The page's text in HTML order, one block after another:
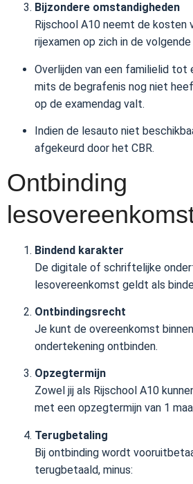
Bijzondere omstandigheden
Rijschool A10 neemt de kosten
rijexamen op zich in de
Overlijden van een familielid tot
mits de begrafenis nog niet
op de examendag valt.
Indien de lesauto niet
afgekeurd door het CBR.
Ontbinding
Bindend karakter
De digitale of schriftelijke
lesovereenkomst geldt als
Ontbindingsrecht
Je kunt de overeenkomst
ondertekening ontbinden.
Opzegtermijn
Zowel jij als Rijschool A10
met een opzegtermijn van 1
Terugbetaling
Bij ontbinding wordt
terugbetaald, minus: